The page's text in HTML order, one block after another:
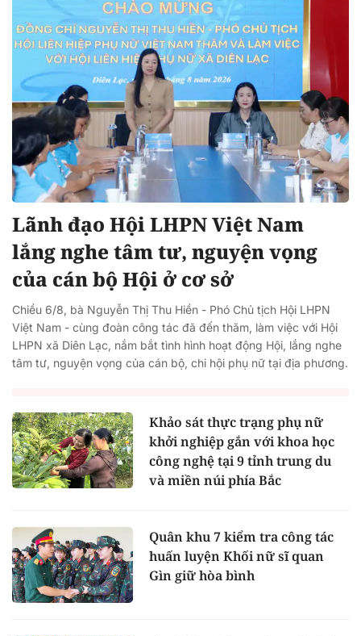
Lãnh đạo Hội LHPN Việt Nam
lắng nghe tâm tư, nguyện vọng
của cán bộ Hội ở cơ sở
Chiều 6/8, bà Nguyễn Thị Thu Hiền - Phó Chủ tịch Hội LHPN
Việt Nam - cùng đoàn công tác đã đến thăm, làm việc với Hội
LHPN xã Diên Lạc, nắm bắt tình hình hoạt động Hội, lắng nghe
tâm tư, nguyện vọng của cán bộ, chi hội phụ nữ tại địa phương.
Khảo sát thực trạng phụ nữ
khởi nghiệp gắn với khoa học
công nghệ tại 9 tỉnh trung du
và miền núi phía Bắc
Quân khu 7 kiểm tra công tác
huấn luyện Khối nữ sĩ quan
Gìn giữ hòa bình